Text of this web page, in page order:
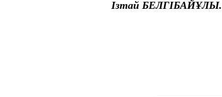
Ізтай БЕЛГІБАЙҰЛЫ.